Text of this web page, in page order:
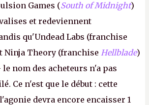
Games (South of Midnight)
et redeviennent
qu'Undead Labs (franchise
Ninja Theory (franchise Hellblade)
nom des acheteurs n'a pas
Ce n'est que le début : cette
devra encore encaisser 1